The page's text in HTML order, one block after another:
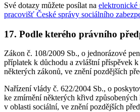
Své dotazy můžete posílat na elektronické
pracovišť České správy sociálního
17. Podle kterého právního
Zákon č. 108/2009 Sb., o jednorázové
příplatek k důchodu a zvláštní příspěvek
některých zákonů, ve znění pozdějších
Nařízení vlády č. 622/2004 Sb., o
ke zmírnění některých křivd
v oblasti sociální, ve znění pozdějších